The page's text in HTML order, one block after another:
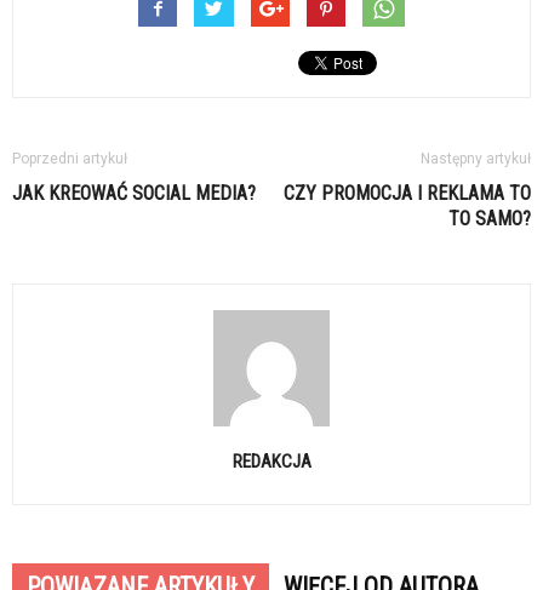
Poprzedni artykuł
JAK KREOWAĆ SOCIAL MEDIA?
Następny artykuł
CZY PROMOCJA I REKLAMA TO
TO SAMO?
REDAKCJA